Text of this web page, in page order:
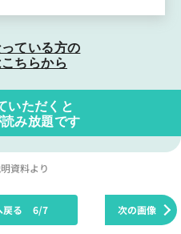
ている方の
ちらから
いただくと
み放題です
資料より
次の画像
戻る 6/7